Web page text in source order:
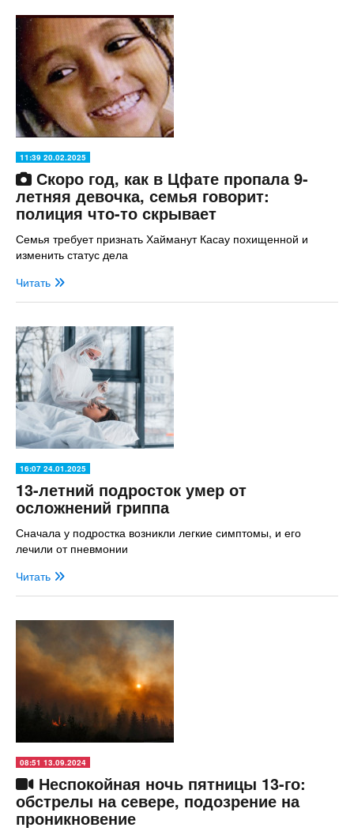
11:39 20.02.2025
Скоро год, как в Цфате пропала 9-
летняя девочка, семья говорит:
полиция что-то скрывает
Семья требует признать Хайманут Касау похищенной и
изменить статус дела
Читать
16:07 24.01.2025
13-летний подросток умер от
осложнений гриппа
Сначала у подростка возникли легкие симптомы, и его
лечили от пневмонии
Читать
08:51 13.09.2024
Неспокойная ночь пятницы 13-го:
обстрелы на севере, подозрение на
проникновение